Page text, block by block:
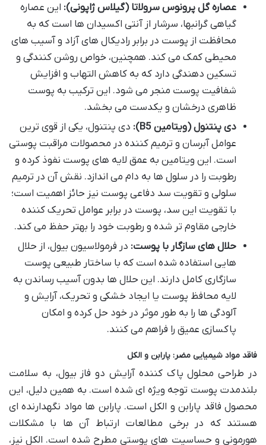
عصاره گل پرونوس سرولاتا (گیلاس ژاپونی): این عصاره
گیاهی گرانبها، سرشار از آنتی اکسیدان ها است که به
محافظت از پوست در برابر رادیکال های آزاد و آسیب های
محیطی کمک می کند. همچنین، خواص روشن کنندگی و
تسکین دهندگی دارد که به کاهش التهاب و افزایش
شفافیت پوست منجر می شود. این ترکیب به پوست
ظاهری درخشان و یکدست می بخشد.
دی پنتنول (ویتامین B5):
دی پنتنول، یکی از قوی ترین
عوامل آبرسان و ترمیم کننده در محصولات مراقبت پوستی
است. این ویتامین به عمق لایه های پوست نفوذ کرده و
رطوبت را در سلول ها به دام می اندازد. نقش آن در ترمیم
سلولی و تقویت سد دفاعی پوست نیز حائز اهمیت است؛
با تقویت این سد، پوست در برابر عوامل تحریک کننده
خارجی مقاوم تر شده و رطوبت خود را بهتر حفظ می کند.
حلال های سازگار با پوست: در فرمولاسیون بیول، از حلال
هایی استفاده شده است که با ساختار طبیعی پوست
سازگاری کامل دارند. این حلال ها بدون آسیب رساندن به
لایه محافظ پوست یا ایجاد خشکی و تحریک، آرایش و
آلودگی ها را به طور موثر در خود حل کرده و امکان
پاکسازی عمیق را فراهم می کنند.
فاقد مواد شیمیایی مضر: پارابن و الکل
در طراحی محلول پاک کننده آرایش دو فاز بیول، به سلامت
بلندمدت پوست توجه ویژه ای شده است. به همین دلیل، این
محصول فاقد پارابن و الکل است. پارابن ها مواد نگهدارنده ای
هستند که در برخی مطالعات ارتباط آن ها با مشکلات
هورمونی و حساسیت های پوستی مطرح شده است. الکل نیز،